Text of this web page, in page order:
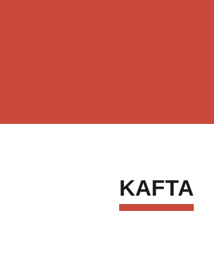
KAFTA